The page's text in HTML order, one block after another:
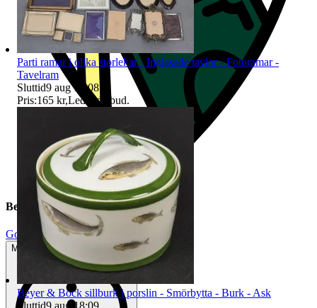
Beskrivning
Gott använt skick
Mindre tecken på användning
Parti ramar i olika storlekar - Inglasade tavlor - Fotoramar -
Tavelram
Sluttid9 aug 18:08.
Pris:165 kr,Ledande bud.
Beyer & Bock sillburk i porslin - Smörbytta - Burk - Ask
Sluttid9 aug 18:09.